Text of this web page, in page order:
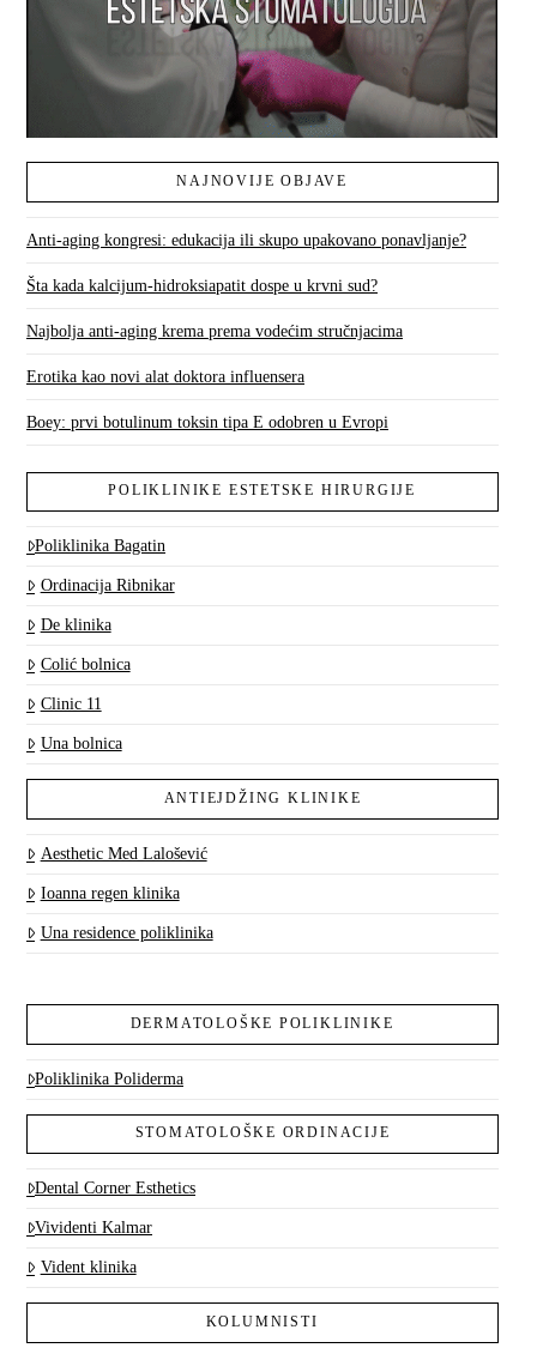
NAJNOVIJE OBJAVE
Anti-aging kongresi: edukacija ili skupo upakovano ponavljanje?
Šta kada kalcijum-hidroksiapatit dospe u krvni sud?
Najbolja anti-aging krema prema vodećim stručnjacima
Erotika kao novi alat doktora influensera
Boey: prvi botulinum toksin tipa E odobren u Evropi
POLIKLINIKE ESTETSKE HIRURGIJE
Poliklinika Bagatin
Ordinacija Ribnikar
De klinika
Colić bolnica
Clinic 11
Una bolnica
ANTIEJDŽING KLINIKE
Aesthetic Med Lalošević
Ioanna regen klinika
Una residence poliklinika
DERMATOLOŠKE POLIKLINIKE
Poliklinika Poliderma
STOMATOLOŠKE ORDINACIJE
Dental Corner Esthetics
Vividenti Kalmar
Vident klinika
KOLUMNISTI